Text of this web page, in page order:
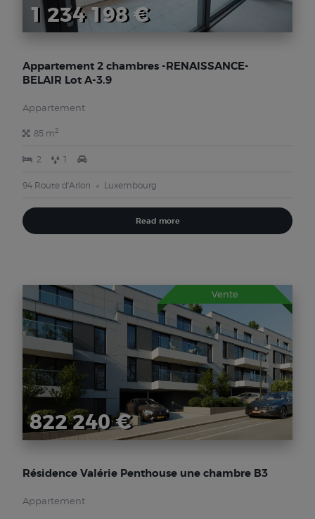
1 234 198 €
Appartement 2 chambres -RENAISSANCE-
BELAIR Lot A-3.9
Appartement
85 m2
2 1
94 Route d'Arlon Luxembourg
Read more
Vente
822 240 €
Résidence Valérie Penthouse une chambre B3
Appartement